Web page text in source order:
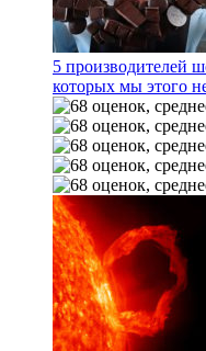
5 производителей
которых мы этого